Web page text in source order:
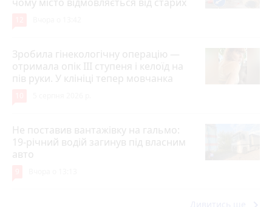
Зробила гінекологічну операцію —
отримала опік ІІІ ступеня і келоїд на
пів руки. У клініці тепер мовчанка
Не поставив вантажівку на гальмо:
19-річний водій загинув під власним
авто